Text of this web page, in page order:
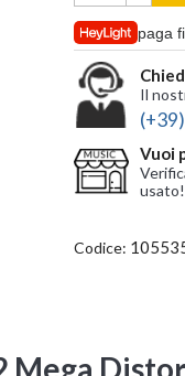
paga
Il
Vuoi
usato!
Codice:
Mega